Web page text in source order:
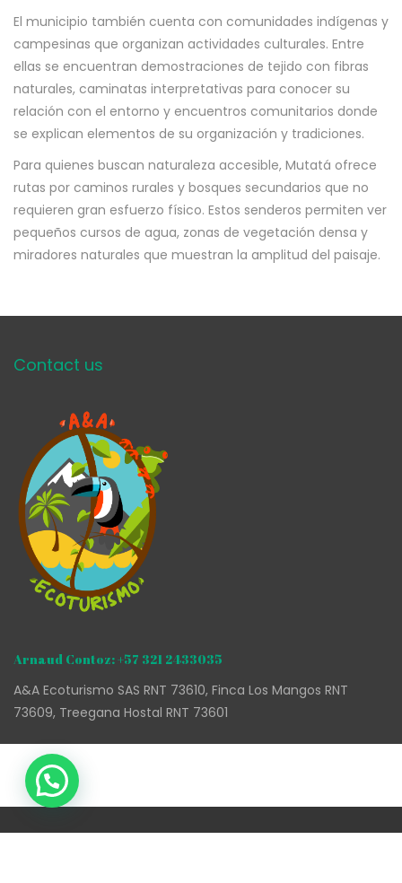
El municipio también cuenta con comunidades indígenas y
campesinas que organizan actividades culturales. Entre
ellas se encuentran demostraciones de tejido con fibras
naturales, caminatas interpretativas para conocer su
relación con el entorno y encuentros comunitarios donde
se explican elementos de su organización y tradiciones.
Para quienes buscan naturaleza accesible, Mutatá ofrece
rutas por caminos rurales y bosques secundarios que no
requieren gran esfuerzo físico. Estos senderos permiten ver
pequeños cursos de agua, zonas de vegetación densa y
miradores naturales que muestran la amplitud del paisaje.
Contact us
Arnaud Contoz: +57 321 2433035
A&A Ecoturismo SAS RNT 73610, Finca Los Mangos RNT
73609, Treegana Hostal RNT 73601